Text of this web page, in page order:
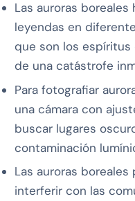
Las auroras
leyendas en
que son los espíritus
de una catástrofe
Para fotografiar
una cámara con
buscar lugares
contaminación
Las auroras
interferir con las